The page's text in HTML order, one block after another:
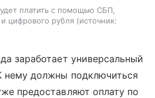
платить с помощью СБП,
цифрового рубля
источник:
заработает универсальный
нему должны подключиться
предоставляют оплату по